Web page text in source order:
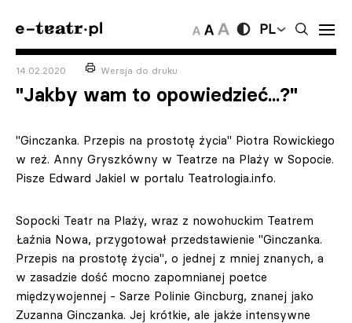
PL
14.02.2020 Wersja do druku
"Jakby wam to opowiedzieć...?"
"Ginczanka. Przepis na prostotę życia" Piotra Rowickiego
w reż. Anny Gryszkówny w Teatrze na Plaży w Sopocie.
Pisze Edward Jakiel w portalu Teatrologia.info.
Sopocki Teatr na Plaży, wraz z nowohuckim Teatrem
Łaźnia Nowa, przygotował przedstawienie "Ginczanka.
Przepis na prostotę życia", o jednej z mniej znanych, a
w zasadzie dość mocno zapomnianej poetce
międzywojennej - Sarze Polinie Gincburg, znanej jako
Zuzanna Ginczanka. Jej krótkie, ale jakże intensywne